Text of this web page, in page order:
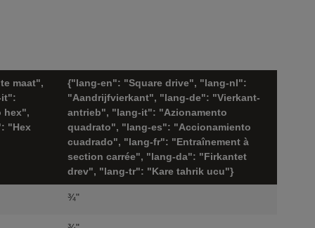
maat",
it":
hex",
"Hex
{"lang-en": "Square drive", "lang-nl":
"Aandrijfvierkant", "lang-de": "Vierkant-
antrieb", "lang-it": "Azionamento
quadrato", "lang-es": "Accionamiento
cuadrado", "lang-fr": "Entraînement à
section carrée", "lang-da": "Firkantet
drev", "lang-tr": "Kare tahrik ucu"}
¾"